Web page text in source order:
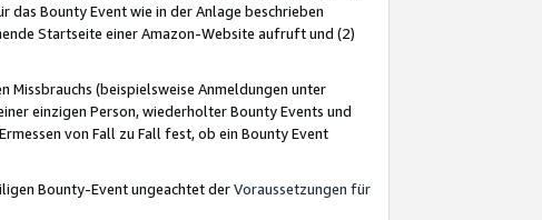
das Bounty Event wie in der Anlage beschrieben
Startseite einer Amazon-Website aufruft und (2)
(beispielsweise Anmeldungen unter
einzigen Person, wiederholter Bounty Events und
von Fall zu Fall fest, ob ein Bounty Event
Bounty-Event ungeachtet derVoraussetzungen für